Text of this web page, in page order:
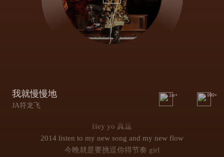
我就慢慢地
JA符龙飞
1w+ 999+
Hey yo 真逗
2014 listen to my new song and my new flow
今晚就是要挑逗你得节奏 girl